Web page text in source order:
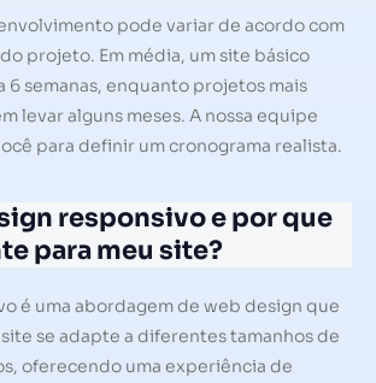
pode variar de acordo com
projeto. Em média, um site básico
6 semanas, enquanto projetos mais
levar alguns meses. A nossa equipe
para definir um cronograma realista.
responsivo e por que
para meu site?
é uma abordagem de web design que
se adapte a diferentes tamanhos de
oferecendo uma experiência de